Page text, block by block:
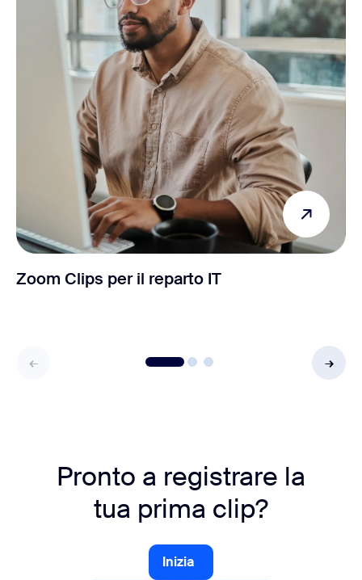
Zoom Clips per il reparto IT
Pronto a registrare la
tua prima clip?
Inizia
Inizia